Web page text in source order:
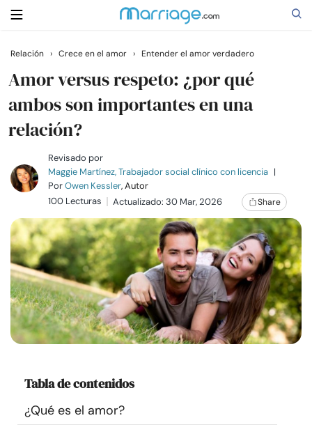
Buscar
Casarse
Relaciones
Familia
Ayuda
Cursos
Recursos
Encuentra un terapeuta
Relación › Crece en el amor › Entender el amor verdadero
Amor versus respeto: ¿por qué
ambos son importantes en una
relación?
Revisado por
Maggie Martínez, Trabajador social clínico con licencia |
PorOwen Kessler, Autor
100 Lecturas
Actualizado: 30 Mar, 2026 Share
Tabla de contenidos
¿Qué es el amor?